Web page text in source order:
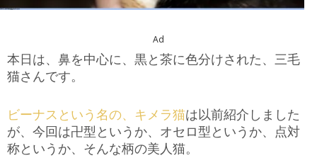
Ad
本日は、鼻を中心に、黒と茶に色分けされた、三毛
猫さんです。
ビーナスという名の、キメラ猫は以前紹介しました
が、今回は卍型というか、オセロ型というか、点対
称というか、そんな柄の美人猫。